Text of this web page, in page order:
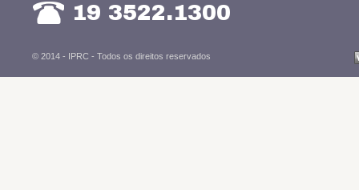
19 3522.1300
© 2014 - IPRC - Todos os direitos reservados